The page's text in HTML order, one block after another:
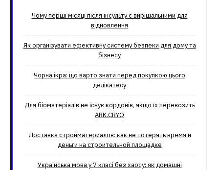
Чому перші місяці після інсульту є вирішальними для
відновлення
Як організувати ефективну систему безпеки для дому та
бізнесу
Чорна ікра: що варто знати перед покупкою цього
делікатесу
Для біоматеріалів не існує кордонів, якщо їх перевозить
ARK.CRYO
Доставка стройматериалов: как не потерять время и
деньги на строительной площадке
Українська мова у 7 класі без хаосу: як домашні